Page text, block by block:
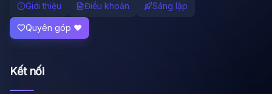
Giới thiệu Điều khoản Sáng lập
Quyên góp ❤️
Kết nối